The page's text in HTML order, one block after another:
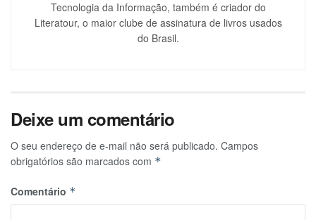
Tecnologia da Informação, também é criador do
Literatour, o maior clube de assinatura de livros usados
do Brasil.
Deixe um comentário
O seu endereço de e-mail não será publicado. Campos
obrigatórios são marcados com *
Comentário *